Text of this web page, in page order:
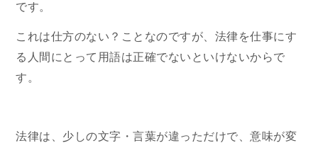
です。
これは仕方のない？ことなのですが、法律を仕事にす
る人間にとって用語は正確でないといけないからで
す。
法律は、少しの文字・言葉が違っただけで、意味が変